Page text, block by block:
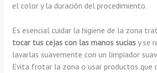
el color y la duración del procedimiento.
Es esencial cuidar la higiene de la zona
tocar tus cejas con las manos suciasy se
lavarlas suavemente con un limpiador
Evita frotar la zona o usar productos que